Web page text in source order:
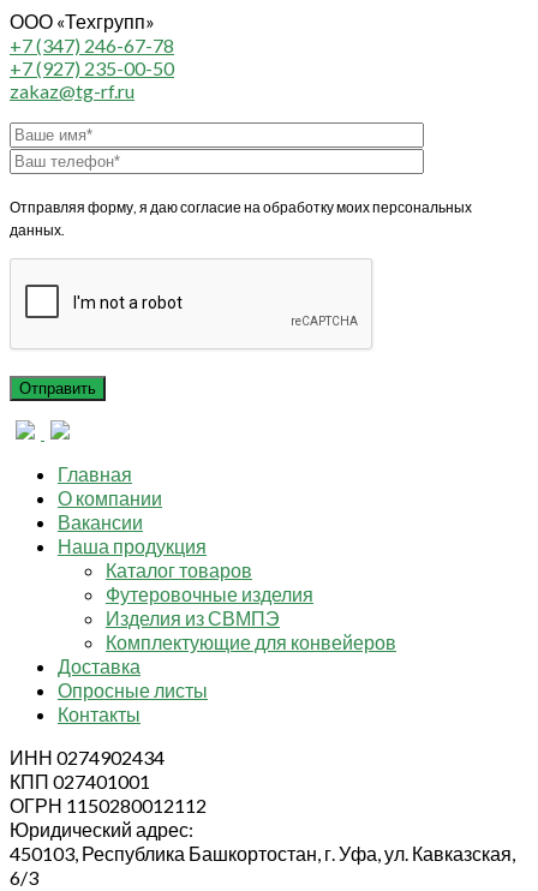
ООО «Техгрупп»
+7 (347) 246-67-78
+7 (927) 235-00-50
zakaz@tg-rf.ru
Отправляя форму, я даю согласие на обработку моих персональных
данных.
Главная
О компании
Вакансии
Наша продукция
Каталог товаров
Футеровочные изделия
Изделия из СВМПЭ
Комплектующие для конвейеров
Доставка
Опросные листы
Контакты
ИНН 0274902434
КПП 027401001
ОГРН 1150280012112
Юридический адрес:
450103, Республика Башкортостан, г. Уфа, ул. Кавказская,
6/3